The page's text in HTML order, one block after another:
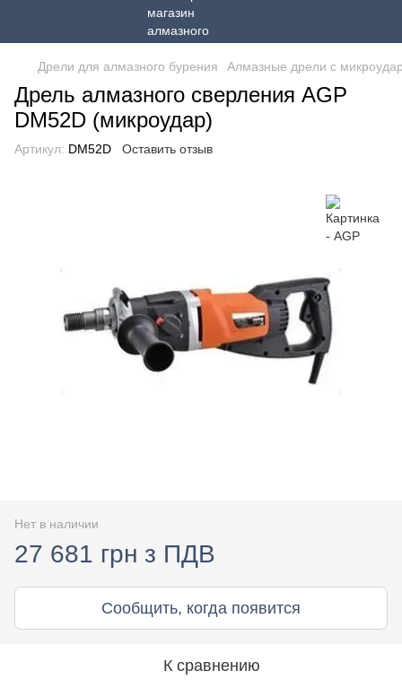
Дрели для алмазного бурения Алмазные дрели с
Дрель алмазного сверления AGP
DM52D (микроудар)
Артикул: DM52D Оставить отзыв
Нет в наличии
27 681 грн з ПДВ
Сообщить, когда появится
К сравнению